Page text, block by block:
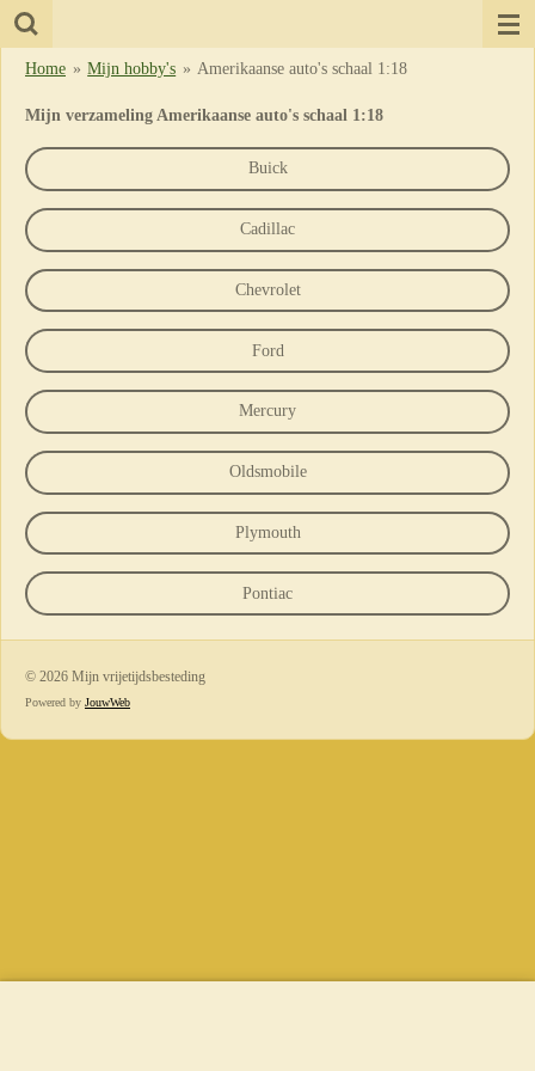
Ga
de
hoofdinhoud
Home » Mijn hobby's » Amerikaanse auto's schaal 1:18
Mijn verzameling Amerikaanse auto's schaal 1:18
Buick
Cadillac
Chevrolet
Ford
Mercury
Oldsmobile
Plymouth
Pontiac
© 2026 Mijn vrijetijdsbesteding
Powered by JouwWeb